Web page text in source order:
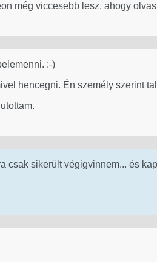
még viccesebb lesz, ahogy
:-)
hencegni. Én személy szerint
csak sikerült végigvinnem... és